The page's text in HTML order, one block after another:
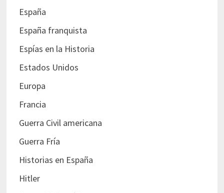
España
España franquista
Espías en la Historia
Estados Unidos
Europa
Francia
Guerra Civil americana
Guerra Fría
Historias en España
Hitler